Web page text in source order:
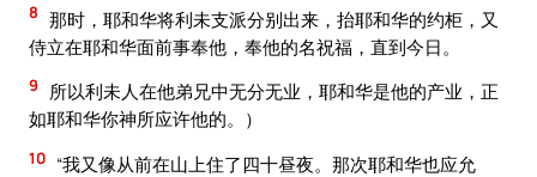
8 那时，耶和华将利未支派分别出来，抬耶和华的约柜，又
侍立在耶和华面前事奉他，奉他的名祝福，直到今日。
9
所以利未人在他弟兄中无分无业，耶和华是他的产业，正
如耶和华你神所应许他的。）
10 “我又像从前在山上住了四十昼夜。那次耶和华也应允